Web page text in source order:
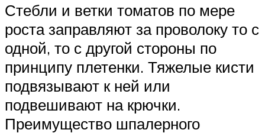
Стебли и ветки томатов по мере
роста заправляют за проволоку то с
одной, то с другой стороны по
принципу плетенки. Тяжелые кисти
подвязывают к ней или
подвешивают на крючки.
Преимущество шпалерного